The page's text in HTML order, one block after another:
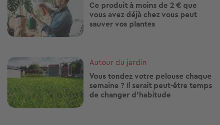
Ce produit à moins de 2 € que
vous avez déjà chez vous peut
sauver vos plantes
Image
Autour du jardin
Vous tondez votre pelouse chaque
semaine ? Il serait peut-être temps
de changer d'habitude